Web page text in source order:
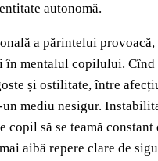
autonomă.
a părintelui provoacă,
în mentalul copilului.
și ostilitate, între
mediu nesigur.
copil să se teamă constant
aibă repere clare de